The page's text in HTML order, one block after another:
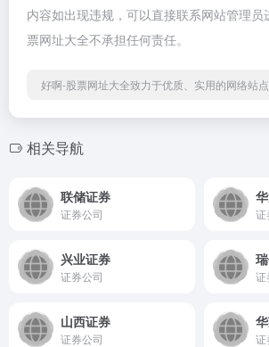
内容如出现违规，可以直接联系网站管理员
票网址大全不承担任何责任。
好啊-股票网址大全致力于优质、实用的网络站
相关导航
联储证券
证券公司 证
兴业证券
证券公司 证
山西证券
证券公司 证